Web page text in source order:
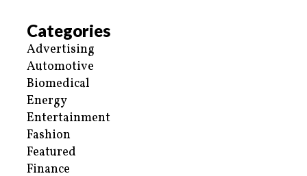
Categories
Advertising
Automotive
Biomedical
Energy
Entertainment
Fashion
Featured
Finance